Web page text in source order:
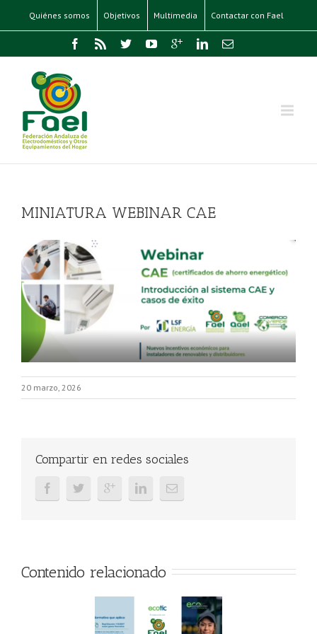
Quiénes somos Objetivos Multimedia Contactar con Fael
MINIATURA WEBINAR CAE
20 marzo, 2026
Compartir en redes sociales
Contenido relacionado